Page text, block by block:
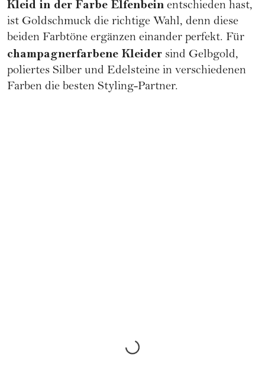
Kleid in der Farbe Elfenbein entschieden hast,
ist Goldschmuck die richtige Wahl, denn diese
beiden Farbtöne ergänzen einander perfekt. Für
champagnerfarbene Kleider sind Gelbgold,
poliertes Silber und Edelsteine in verschiedenen
Farben die besten Styling-Partner.